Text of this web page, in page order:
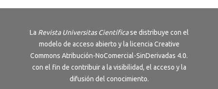
La Revista Universitas Científicase distribuye con el
modelo de acceso abierto y la licencia Creative
Commons Atribución-NoComercial-SinDerivadas 4.0.
con el fin de contribuir a la visibilidad, el acceso y la
difusión del conocimiento.